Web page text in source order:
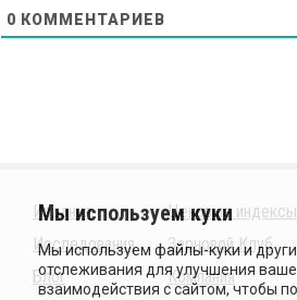
0 КОММЕНТАРИЕВ
Издания
Исследования
Блог
Ценовые индексы
Зерновой Клуб
Компания